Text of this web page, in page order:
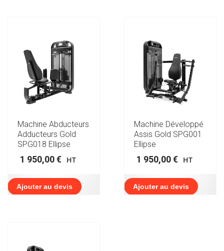
Machine Abducteurs
Adducteurs Gold
SPG018 Ellipse
1 950,00€ HT
Ajouter au devis
Machine Développé
Assis Gold SPG001
Ellipse
1 950,00€ HT
Ajouter au devis